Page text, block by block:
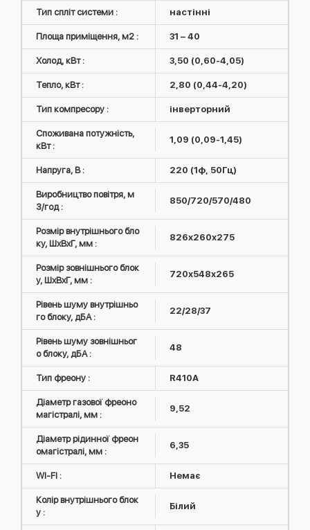
Тип спліт системи : настінні
Площа приміщення, м2 : 31 – 40
Холод, кВт : 3,50 (0,60-4,05)
Тепло, кВт : 2,80 (0,44-4,20)
Тип компресору : інверторний
Споживана потужність,
кВт :
1,09 (0,09-1,45)
Напруга, В : 220 (1ф, 50Гц)
Виробництво повітря, м
3/год :
850/720/570/480
Розмір внутрішнього бло
ку, ШxВxГ, мм :
826х260х275
Розмір зовнішнього блок
у, ШxВxГ, мм :
720х548х265
Рівень шуму внутрішньо
го блоку, дБА :
22/28/37
Рівень шуму зовнішньог
о блоку, дБА :
48
Тип фреону : R410А
Діаметр газової фреоно
магістралі, мм :
9,52
Діаметр рідинної фреон
омагістралі, мм :
6,35
WI-FI : Немає
Колір внутрішнього блок
у :
Білий